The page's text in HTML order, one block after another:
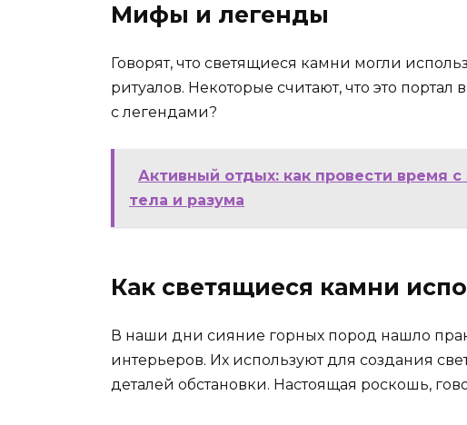
Мифы и легенды
Говорят, что светящиеся камни могли
ритуалов. Некоторые считают, что это
с легендами?
Активный отдых: как провести время
тела и разума
Как светящиеся камни
В наши дни сияние горных пород нашло
интерьеров. Их используют для создания
деталей обстановки. Настоящая роскошь,